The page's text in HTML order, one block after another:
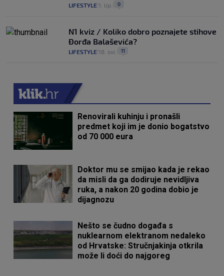
LIFESTYLE 1. lip. 0
N1 kviz / Koliko dobro poznajete stihove
Đorđa Balaševića?
LIFESTYLE 18. svi. 11
Renovirali kuhinju i pronašli
predmet koji im je donio bogatstvo
od 70 000 eura
Doktor mu se smijao kada je rekao
da misli da ga dodiruje nevidljiva
ruka, a nakon 20 godina dobio je
dijagnozu
Nešto se čudno događa s
nuklearnom elektranom nedaleko
od Hrvatske: Stručnjakinja otkrila
može li doći do najgoreg